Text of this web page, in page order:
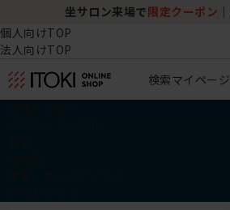
坐サロン来場で 限定クーポン
個人向けTOP
法人向けTOP
検索マイページ